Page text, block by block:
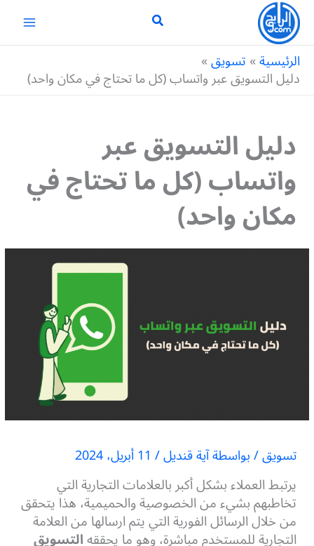
تخطي
المحتوى
الرئيسية تسويق
دليل التسويق عبر واتساب (كل ما تحتاج في مكان واحد)
دليل التسويق عبر
واتساب (كل ما تحتاج في
مكان واحد)
تسويق/ بواسطةآية قنديل/ 11 أبريل، 2024
يرتبط العملاء بشكل أكبر بالعلامات التجارية التي
تخاطبهم بشيء من الخصوصية والحميمية، هذا يتحقق
من خلال الرسائل الفورية التي يتم ارسالها من العلامة
التجارية للمستخدم مباشرة، وهو ما يحققهالتسويق